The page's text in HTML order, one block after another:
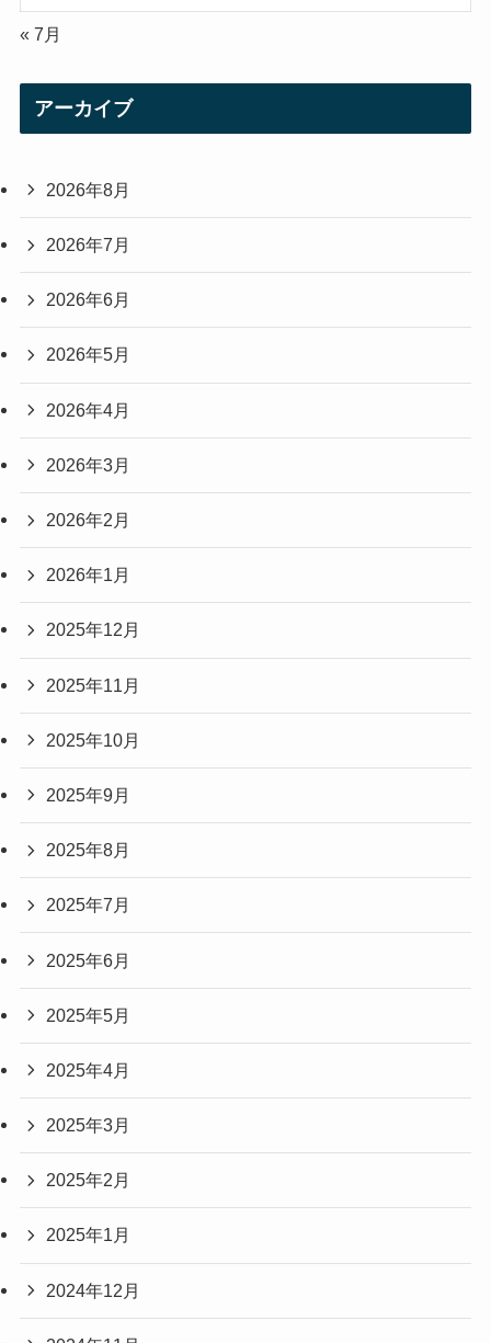
« 7月
アーカイブ
2026年8月
2026年7月
2026年6月
2026年5月
2026年4月
2026年3月
2026年2月
2026年1月
2025年12月
2025年11月
2025年10月
2025年9月
2025年8月
2025年7月
2025年6月
2025年5月
2025年4月
2025年3月
2025年2月
2025年1月
2024年12月